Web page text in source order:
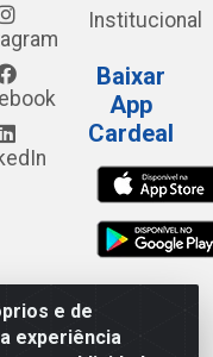
e de
experiência
Institucional
Baixar
App
Cardeal
Moura, 582 - Alto
120 - CNPJ